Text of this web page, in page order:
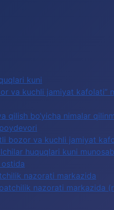
kuni
va kuchli jamiyat kafolati”
qilish bo‘yicha nimalar
bozor va kuchli jamiyat
huquqlari kuni
ostida
nazorati markazida
nazorati markazida